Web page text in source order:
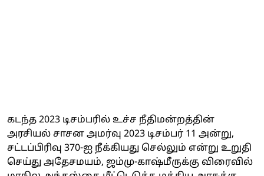
கடந்த 2023 டிசம்பரில் உச்ச நீதிமன்றத்தின்
அரசியல் சாசன அமர்வு 2023 டிசம்பர் 11 அன்று,
சட்டப்பிரிவு 370-ஐ நீக்கியது செல்லும் என்று உறுதி
செய்து அதேசமயம், ஜம்மு-காஷ்மீருக்கு விரைவில்